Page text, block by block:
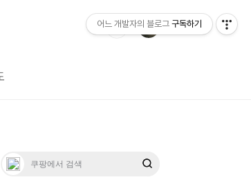
어느 개발자의 블로그 구독하기